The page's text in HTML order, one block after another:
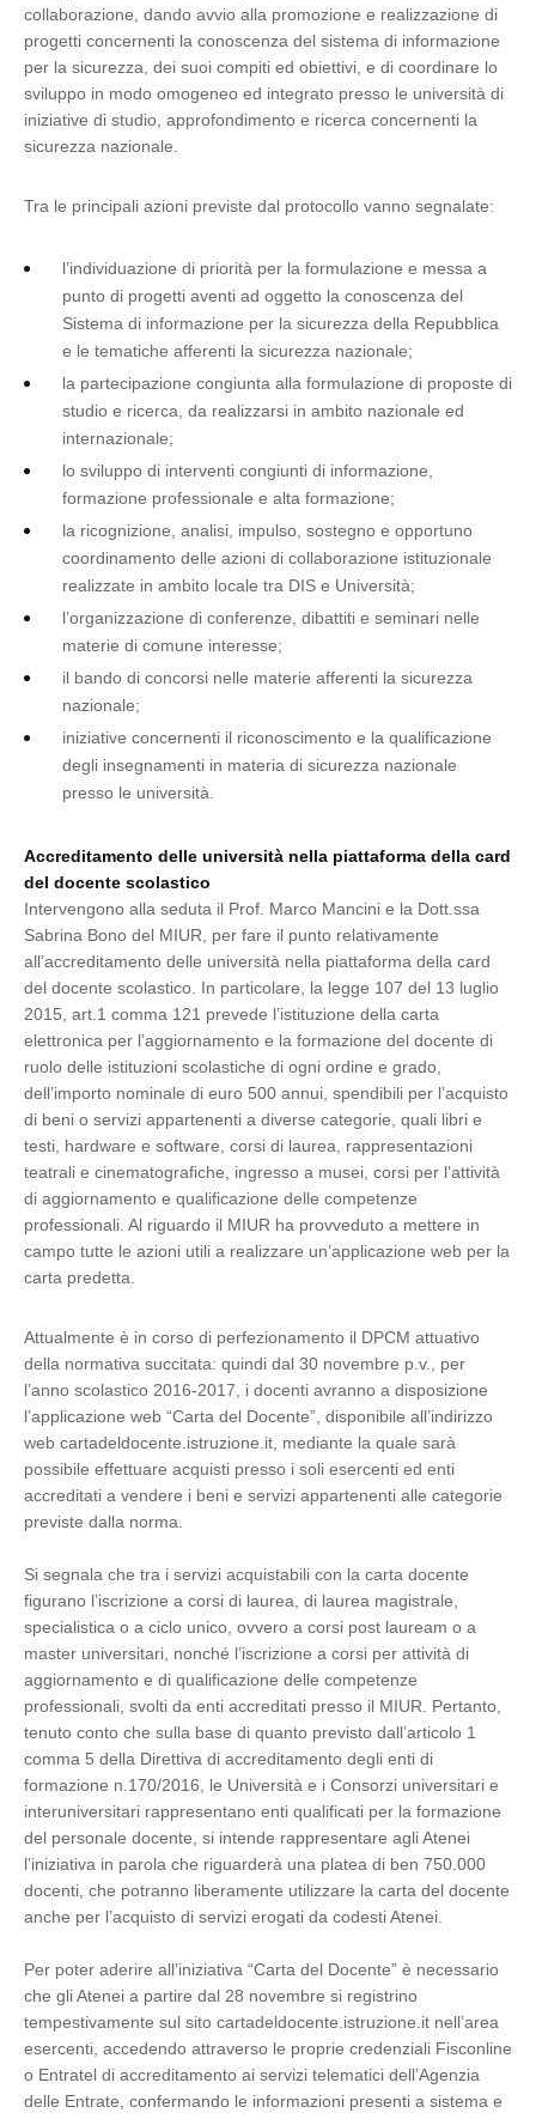
collaborazione, dando avvio alla promozione e realizzazione di
progetti concernenti la conoscenza del sistema di informazione
per la sicurezza, dei suoi compiti ed obiettivi, e di coordinare lo
sviluppo in modo omogeneo ed integrato presso le università di
iniziative di studio, approfondimento e ricerca concernenti la
sicurezza nazionale.
Tra le principali azioni previste dal protocollo vanno segnalate:
l’individuazione di priorità per la formulazione e messa a
punto di progetti aventi ad oggetto la conoscenza del
Sistema di informazione per la sicurezza della Repubblica
e le tematiche afferenti la sicurezza nazionale;
la partecipazione congiunta alla formulazione di proposte di
studio e ricerca, da realizzarsi in ambito nazionale ed
internazionale;
lo sviluppo di interventi congiunti di informazione,
formazione professionale e alta formazione;
la ricognizione, analisi, impulso, sostegno e opportuno
coordinamento delle azioni di collaborazione istituzionale
realizzate in ambito locale tra DIS e Università;
l’organizzazione di conferenze, dibattiti e seminari nelle
materie di comune interesse;
il bando di concorsi nelle materie afferenti la sicurezza
nazionale;
iniziative concernenti il riconoscimento e la qualificazione
degli insegnamenti in materia di sicurezza nazionale
presso le università.
Accreditamento delle università nella piattaforma della card
del docente scolastico
Intervengono alla seduta il Prof. Marco Mancini e la Dott.ssa
Sabrina Bono del MIUR, per fare il punto relativamente
all’accreditamento delle università nella piattaforma della card
del docente scolastico. In particolare, la legge 107 del 13 luglio
2015, art.1 comma 121 prevede l’istituzione della carta
elettronica per l’aggiornamento e la formazione del docente di
ruolo delle istituzioni scolastiche di ogni ordine e grado,
dell’importo nominale di euro 500 annui, spendibili per l’acquisto
di beni o servizi appartenenti a diverse categorie, quali libri e
testi, hardware e software, corsi di laurea, rappresentazioni
teatrali e cinematografiche, ingresso a musei, corsi per l’attività
di aggiornamento e qualificazione delle competenze
professionali. Al riguardo il MIUR ha provveduto a mettere in
campo tutte le azioni utili a realizzare un’applicazione web per la
carta predetta.
Attualmente è in corso di perfezionamento il DPCM attuativo
della normativa succitata: quindi dal 30 novembre p.v., per
l’anno scolastico 2016-2017, i docenti avranno a disposizione
l’applicazione web “Carta del Docente”, disponibile all’indirizzo
web cartadeldocente.istruzione.it, mediante la quale sarà
possibile effettuare acquisti presso i soli esercenti ed enti
accreditati a vendere i beni e servizi appartenenti alle categorie
previste dalla norma.
Si segnala che tra i servizi acquistabili con la carta docente
figurano l’iscrizione a corsi di laurea, di laurea magistrale,
specialistica o a ciclo unico, ovvero a corsi post lauream o a
master universitari, nonché l’iscrizione a corsi per attività di
aggiornamento e di qualificazione delle competenze
professionali, svolti da enti accreditati presso il MIUR. Pertanto,
tenuto conto che sulla base di quanto previsto dall’articolo 1
comma 5 della Direttiva di accreditamento degli enti di
formazione n.170/2016, le Università e i Consorzi universitari e
interuniversitari rappresentano enti qualificati per la formazione
del personale docente, si intende rappresentare agli Atenei
l’iniziativa in parola che riguarderà una platea di ben 750.000
docenti, che potranno liberamente utilizzare la carta del docente
anche per l’acquisto di servizi erogati da codesti Atenei.
Per poter aderire all’iniziativa “Carta del Docente” è necessario
che gli Atenei a partire dal 28 novembre si registrino
tempestivamente sul sito cartadeldocente.istruzione.it nell’area
esercenti, accedendo attraverso le proprie credenziali Fisconline
o Entratel di accreditamento ai servizi telematici dell’Agenzia
delle Entrate, confermando le informazioni presenti a sistema e